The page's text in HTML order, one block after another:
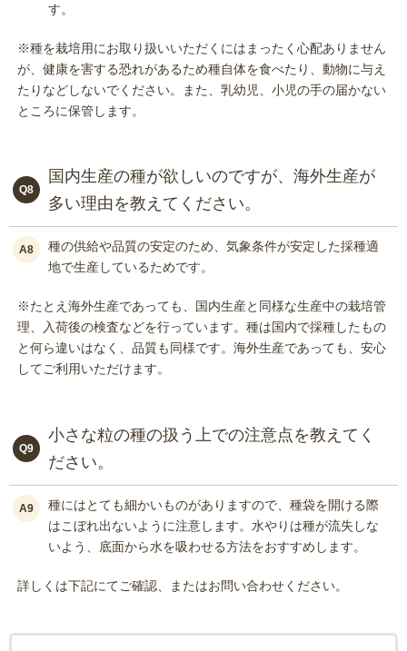
す。
※種を栽培用にお取り扱いいただくにはまったく心配ありません
が、健康を害する恐れがあるため種自体を食べたり、動物に与え
たりなどしないでください。また、乳幼児、小児の手の届かない
ところに保管します。
Q8
国内生産の種が欲しいのですが、海外生産が
多い理由を教えてください。
A8
種の供給や品質の安定のため、気象条件が安定した採種適
地で生産しているためです。
※たとえ海外生産であっても、国内生産と同様な生産中の栽培管
理、入荷後の検査などを行っています。種は国内で採種したもの
と何ら違いはなく、品質も同様です。海外生産であっても、安心
してご利用いただけます。
Q9
小さな粒の種の扱う上での注意点を教えてく
ださい。
A9
種にはとても細かいものがありますので、種袋を開ける際
はこぼれ出ないように注意します。水やりは種が流失しな
いよう、底面から水を吸わせる方法をおすすめします。
詳しくは下記にてご確認、またはお問い合わせください。